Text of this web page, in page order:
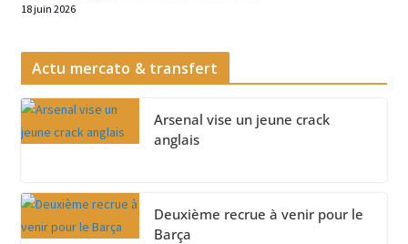
18 juin 2026
Actu mercato & transfert
Arsenal vise un jeune crack
anglais
Deuxième recrue à venir pour le
Barça